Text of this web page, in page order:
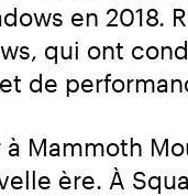
en 2018.
qui ont
de
Mammoth
ère. À